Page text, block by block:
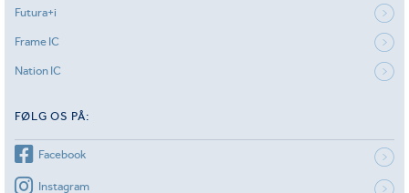
Futura+i
Frame IC
Nation IC
FØLG OS PÅ:
Facebook
Instagram